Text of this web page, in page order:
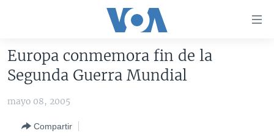
accesibilidad
principal
Salte
AMÉRICA DEL NORTE
EEUU
MÉXICO
HAITÍ
ELECCIONES EEUU 2024
ELECCIONES EEUU
VOTO DIVIDIDO
VOA VERIFICA
VOA VERIFICA UCRANIA/RUSIA
AMÉRICA LATINA
Europa conmemora fin de la
Segunda Guerra Mundial
mayo 08, 2005
Compartir